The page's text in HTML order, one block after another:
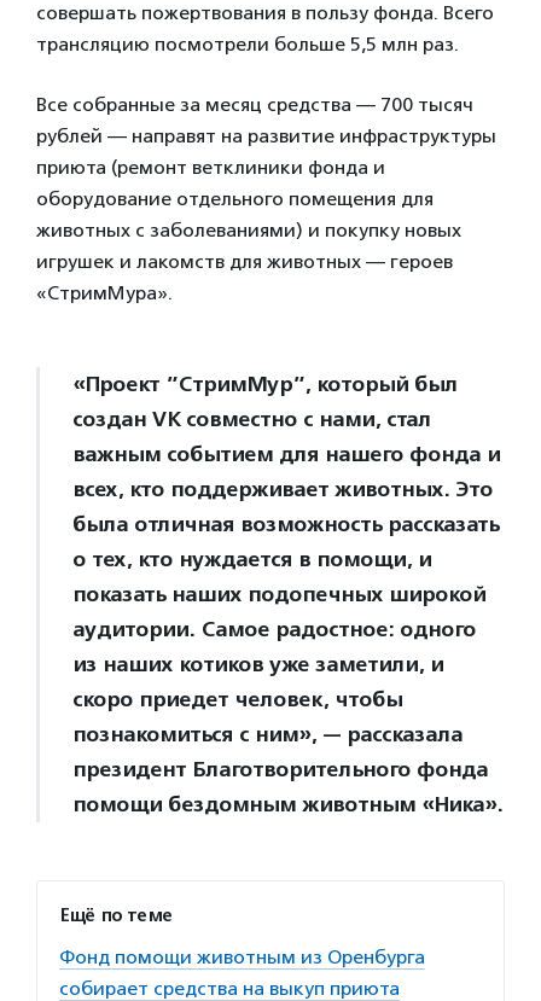
совершать пожертвования в пользу фонда. Всего
трансляцию посмотрели больше 5,5 млн раз.
Все собранные за месяц средства — 700 тысяч
рублей — направят на развитие инфраструктуры
приюта (ремонт ветклиники фонда и
оборудование отдельного помещения для
животных с заболеваниями) и покупку новых
игрушек и лакомств для животных — героев
«СтримМура».
«Проект ”СтримМур”, который был
создан VK совместно с нами, стал
важным событием для нашего фонда и
всех, кто поддерживает животных. Это
была отличная возможность рассказать
о тех, кто нуждается в помощи, и
показать наших подопечных широкой
аудитории. Самое радостное: одного
из наших котиков уже заметили, и
скоро приедет человек, чтобы
познакомиться с ним», — рассказала
президент Благотворительного фонда
помощи бездомным животным «Ника».
Ещё по теме
Фонд помощи животным из Оренбурга
собирает средства на выкуп приюта